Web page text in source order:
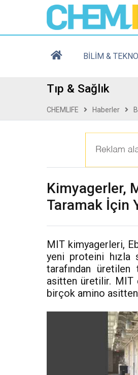
Chemlife -
BİLİM &
Tıp & Sağlık
CHEMLIFE Haberler
Kimyagerler,
Taramak İçin
MIT kimyagerleri,
yeni proteini hızla
tarafından
asitten üretilir. MIT
birçok amino